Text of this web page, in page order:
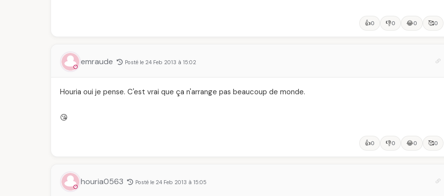
👍0 👎0 😂0 🥰0
emraude Posté le 24 Feb 2013 à 15:02
Houria oui je pense. C'est vrai que ça n'arrange pas beaucoup de monde.
😘
👍0 👎0 😂0 🥰0
houria0563 Posté le 24 Feb 2013 à 15:05